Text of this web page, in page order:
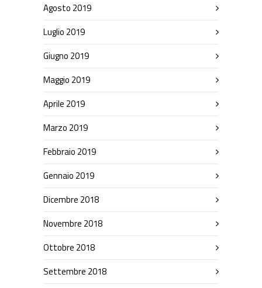
Agosto 2019
Luglio 2019
Giugno 2019
Maggio 2019
Aprile 2019
Marzo 2019
Febbraio 2019
Gennaio 2019
Dicembre 2018
Novembre 2018
Ottobre 2018
Settembre 2018